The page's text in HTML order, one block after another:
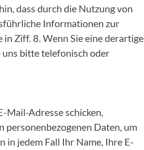
dass durch die Nutzung von
Informationen zur
Ziff. 8. Wenn Sie eine derartige
bitte telefonisch oder
Mail-Adresse schicken,
personenbezogenen Daten, um
in jedem Fall Ihr Name, Ihre E-